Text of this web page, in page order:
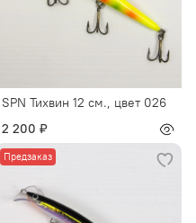
SPN Тихвин 12 см., цвет 026
2 200 ₽
Предзаказ